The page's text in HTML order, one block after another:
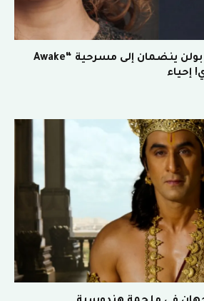
ميكايلا دايموند وويل بولن ينضمان إلى مسرحية “Awake